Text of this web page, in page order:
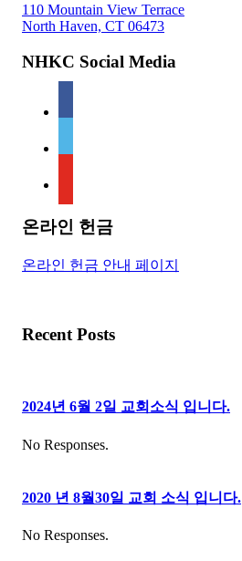
110 Mountain View Terrace
North Haven, CT 06473
NHKC Social Media
온라인 헌금
온라인 헌금 안내 페이지
Recent Posts
2024년 6월 2일 교회소식 입니다.
No Responses.
2020 년 8월30일 교회 소식 입니다.
No Responses.